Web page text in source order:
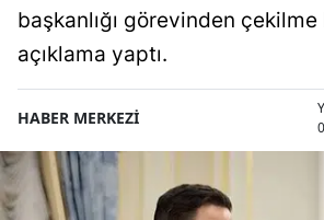
başkanlığı görevinden çekilme
açıklama yaptı.
HABER MERKEZİ